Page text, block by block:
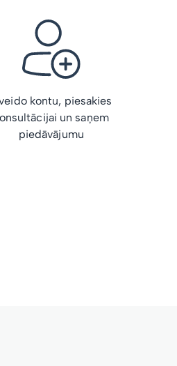
kontu, piesakies
un saņem
piedāvājumu